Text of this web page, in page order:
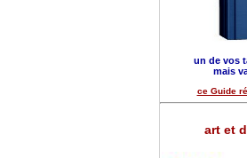
un de vos
mais
ce Guide
art et